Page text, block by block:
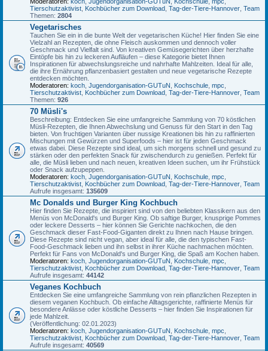
Tierschutzaktivist Kochbücher zum Download Tag-der-Tiere-Hannover Team
Themen: 2804
Vegetarisches
Tauchen Sie ein in die bunte Welt der vegetarischen Küche! Hier finden Sie eine
Vielzahl an Rezepten, die ohne Fleisch auskommen und dennoch voller
Geschmack und Vielfalt sind. Von kreativen Gemüsegerichten über herzhafte
Eintöpfe bis hin zu leckeren Aufläufen – diese Kategorie bietet Ihnen
Inspirationen für abwechslungsreiche und nahrhafte Mahlzeiten. Ideal für alle,
die ihre Ernährung pflanzenbasiert gestalten und neue vegetarische Rezepte
entdecken möchten.
Moderatoren: koch Jugendorganisation-GUTuN Kochschule mpc
Tierschutzaktivist Kochbücher zum Download Tag-der-Tiere-Hannover Team
Themen: 926
70 Müsli's
Beschreibung: Entdecken Sie eine umfangreiche Sammlung von 70 köstlichen
Müsli-Rezepten, die Ihnen Abwechslung und Genuss für den Start in den Tag
bieten. Von fruchtigen Varianten über nussige Kreationen bis hin zu raffinierten
Mischungen mit Gewürzen und Superfoods – hier ist für jeden Geschmack
etwas dabei. Diese Rezepte sind ideal, um sich morgens schnell und gesund zu
stärken oder den perfekten Snack für zwischendurch zu genießen. Perfekt für
alle, die Müsli lieben und nach neuen, kreativen Ideen suchen, um ihr Frühstück
oder Snack aufzupeppen.
Moderatoren: koch Jugendorganisation-GUTuN Kochschule mpc
Tierschutzaktivist Kochbücher zum Download Tag-der-Tiere-Hannover Team
Aufrufe insgesamt: 135609
Mc Donalds und Burger King Kochbuch
Hier finden Sie Rezepte, die inspiriert sind von den beliebten Klassikern aus den
Menüs von McDonald's und Burger King. Ob saftige Burger, knusprige Pommes
oder leckere Desserts – hier können Sie Gerichte nachkochen, die den
Geschmack dieser Fast-Food-Giganten direkt zu Ihnen nach Hause bringen.
Diese Rezepte sind nicht vegan, aber ideal für alle, die den typischen Fast-
Food-Geschmack lieben und ihn selbst in ihrer Küche nachmachen möchten.
Perfekt für Fans von McDonald's und Burger King, die Spaß am Kochen haben.
Moderatoren: koch Jugendorganisation-GUTuN Kochschule mpc
Tierschutzaktivist Kochbücher zum Download Tag-der-Tiere-Hannover Team
Aufrufe insgesamt: 44142
Veganes Kochbuch
Entdecken Sie eine umfangreiche Sammlung von rein pflanzlichen Rezepten in
diesem veganen Kochbuch. Ob einfache Alltagsgerichte, raffinierte Menüs für
besondere Anlässe oder köstliche Desserts – hier finden Sie Inspirationen für
jede Mahlzeit.
(Veröffentlichung: 02.01.2023)
Moderatoren: koch Jugendorganisation-GUTuN Kochschule mpc
Tierschutzaktivist Kochbücher zum Download Tag-der-Tiere-Hannover Team
Aufrufe insgesamt: 40569